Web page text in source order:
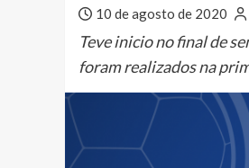
10 de agosto de 2020
Teve inicio no final de
foram realizados na